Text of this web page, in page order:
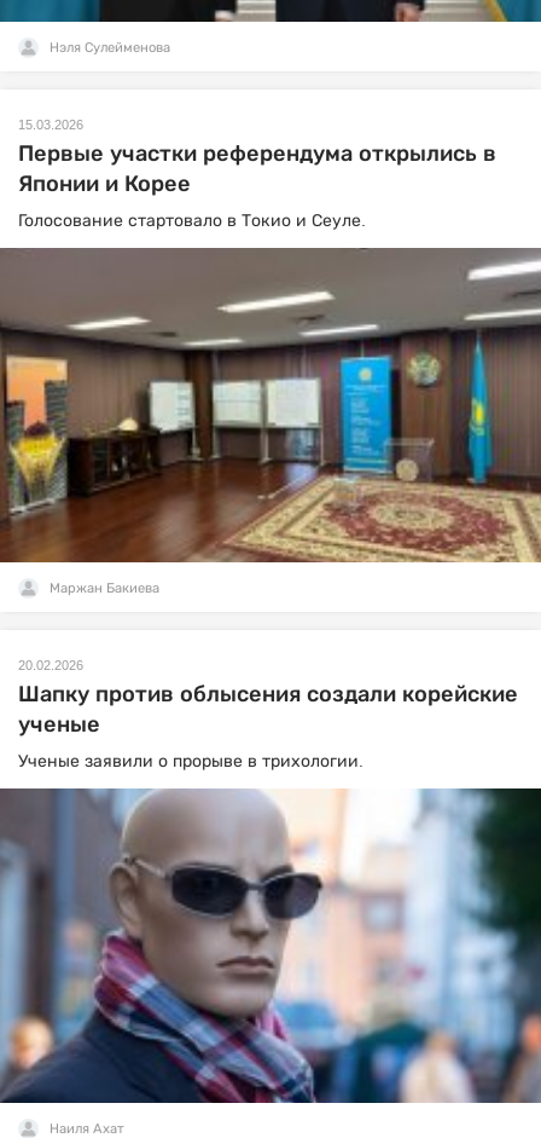
Нэля Сулейменова
15.03.2026
Первые участки референдума открылись в
Японии и Корее
Голосование стартовало в Токио и Сеуле.
Маржан Бакиева
20.02.2026
Шапку против облысения создали корейские
ученые
Ученые заявили о прорыве в трихологии.
Наиля Ахат